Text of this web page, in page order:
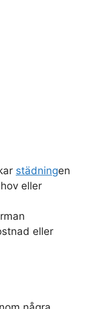
städningen
eller
eller